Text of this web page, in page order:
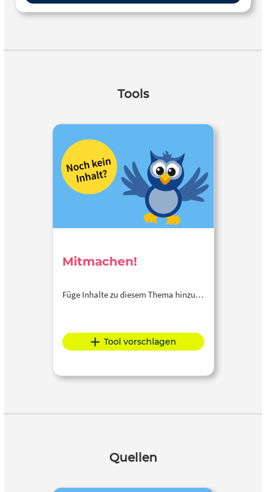
Tools
Mitmachen!
Füge Inhalte zu diesem Thema hinzu…
Tool vorschlagen
Quellen